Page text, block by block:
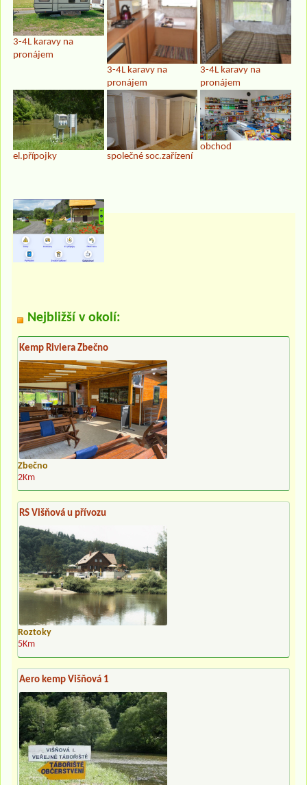
3-4L karavy na
pronájem
3-4L karavy na
pronájem
3-4L karavy na
pronájem
el.přípojky společné soc.zařízení
obchod
Nejbližší v okolí:
Kemp Riviera Zbečno
Zbečno
2Km
RS Višňová u přívozu
Roztoky
5Km
Aero kemp Višňová 1